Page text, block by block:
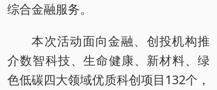
综合金融服务。
本次活动面向金融、创投机构推
介数智科技、生命健康、新材料、绿
色低碳四大领域优质科创项目132个，